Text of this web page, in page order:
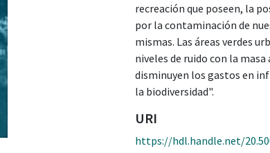
recreación que poseen, la
por la contaminación de
mismas. Las áreas verdes
niveles de ruido con la
disminuyen los gastos en
la biodiversidad".
URI
https://hdl.handle.net/